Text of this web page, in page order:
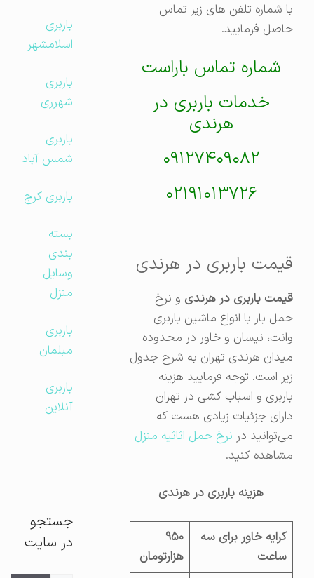
با شماره تلفن های زیر تماس
حاصل فرمایید.
شماره تماس باراست
خدمات باربری در
هرندی
۰۹۱۲۷۴۰۹۰۸۲
۰۲۱۹۱۰۱۳۷۲۶
قیمت باربری در هرندی
قیمت باربری در هرندیو نرخ
حمل بار با انواع ماشین باربری
وانت، نیسان و خاور در محدوده
میدان هرندی تهران به شرح جدول
زیر است. توجه فرمایید هزینه
باربری و اسباب کشی در تهران
دارای جزئیات زیادی هست که
می‌توانید درنرخ حمل اثاثیه منزل
مشاهده کنید.
هزینه باربری در هرندی
کرایه خاور برای سه
ساعت
۹۵۰
هزارتومان
باربری
اسلامشهر
باربری
شهرری
باربری
شمس آباد
باربری کرج
بسته
بندی
وسایل
منزل
باربری
مبلمان
باربری
آنلاین
جستجو
در سایت